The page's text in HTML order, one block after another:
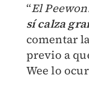
“El
sí calza
comentar
previo a
Wee lo